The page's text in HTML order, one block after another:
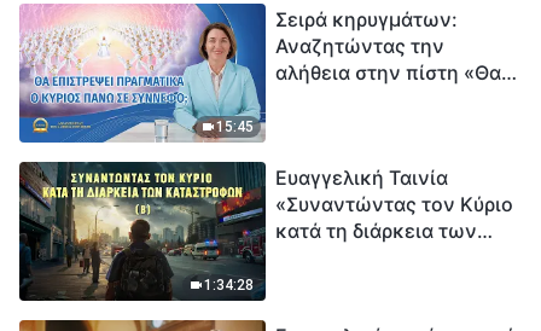
15:45
Σειρά κηρυγμάτων:
Αναζητώντας την
αλήθεια στην πίστη «Θα
1:34:28
Ευαγγελική Ταινία
«Συναντώντας τον Κύριο
κατά τη διάρκεια των